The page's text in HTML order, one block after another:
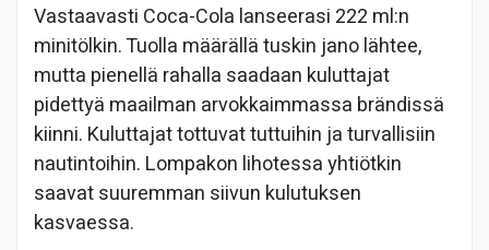
Vastaavasti Coca-Cola lanseerasi 222 ml:n
minitölkin. Tuolla määrällä tuskin jano lähtee,
mutta pienellä rahalla saadaan kuluttajat
pidettyä maailman arvokkaimmassa brändissä
kiinni. Kuluttajat tottuvat tuttuihin ja turvallisiin
nautintoihin. Lompakon lihotessa yhtiötkin
saavat suuremman siivun kulutuksen
kasvaessa.